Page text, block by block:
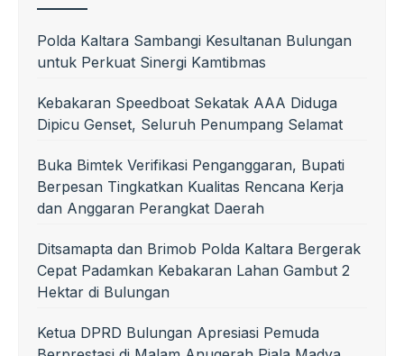
Polda Kaltara Sambangi Kesultanan Bulungan
untuk Perkuat Sinergi Kamtibmas
Kebakaran Speedboat Sekatak AAA Diduga
Dipicu Genset, Seluruh Penumpang Selamat
Buka Bimtek Verifikasi Penganggaran, Bupati
Berpesan Tingkatkan Kualitas Rencana Kerja
dan Anggaran Perangkat Daerah
Ditsamapta dan Brimob Polda Kaltara Bergerak
Cepat Padamkan Kebakaran Lahan Gambut 2
Hektar di Bulungan
Ketua DPRD Bulungan Apresiasi Pemuda